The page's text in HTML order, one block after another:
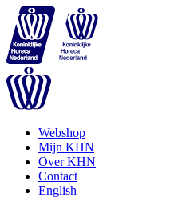
Webshop
Mijn KHN
Over KHN
Contact
English